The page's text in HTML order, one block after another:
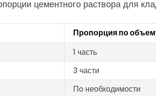
цементного раствора для
Пропорция по
1 часть
3 части
По необходимости